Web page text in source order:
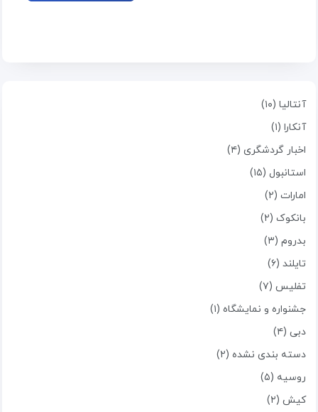
آنتالیا (۱۰)
آنکارا (۱)
اخبار گردشگری (۴)
استانبول (۱۵)
امارات (۲)
بانکوک (۲)
بدروم (۳)
تایلند (۶)
تفلیس (۷)
جشنواره و نمایشگاه (۱)
دبی (۴)
دسته بندی نشده (۲)
روسیه (۵)
کیش (۲)